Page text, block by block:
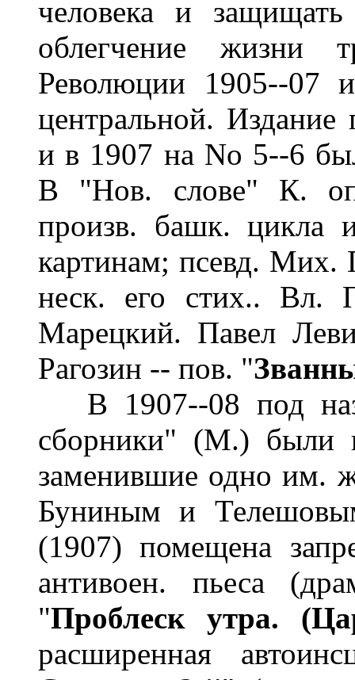
человека и
облегчение жизни
Революции 1905--07
центральной. Издание
и в 1907 на No 5--6
В "Нов. слове" К.
произв. башк. цикла
картинам; псевд.
неск. его стих..
Марецкий. Павел
Рагозин -- пов. "
В 1907--08 под
сборники" (М.) были
заменившие одно им.
Буниным и
(1907) помещена
антивоен. пьеса
"Проблеск утра.
расширенная